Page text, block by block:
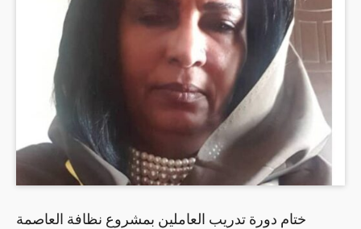
ختام دورة تدريب العاملين بمشروع نظافة العاصمة